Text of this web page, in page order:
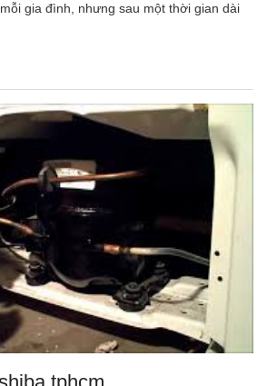
gia đình, nhưng sau một thời gian dài